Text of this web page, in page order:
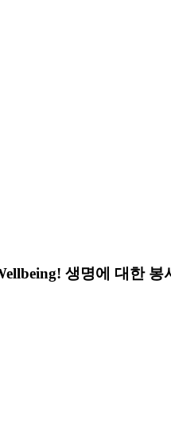
생명에 대한